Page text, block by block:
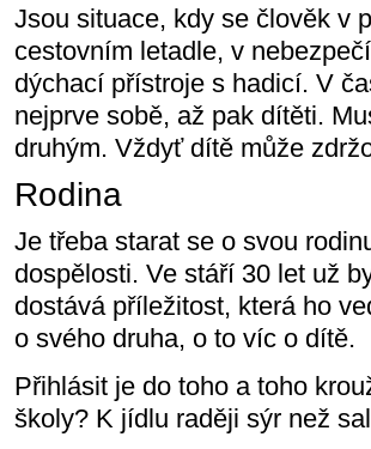
Jsou situace, kdy se člověk v
cestovním letadle, v
dýchací přístroje s hadicí. V
nejprve sobě, až pak dítěti.
druhým. Vždyť dítě může
Rodina
Je třeba starat se o svou
dospělosti. Ve stáří 30 let už
dostává příležitost, která ho
o svého druha, o to víc o dítě.
Přihlásit je do toho a toho
školy? K jídlu raději sýr než